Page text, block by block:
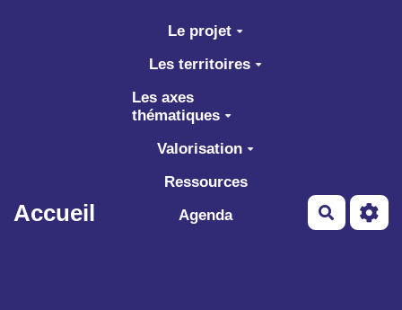
Aller au contenu principal
Accueil
Le projet
Les territoires
Les axes
thématiques
Valorisation
Ressources
Agenda